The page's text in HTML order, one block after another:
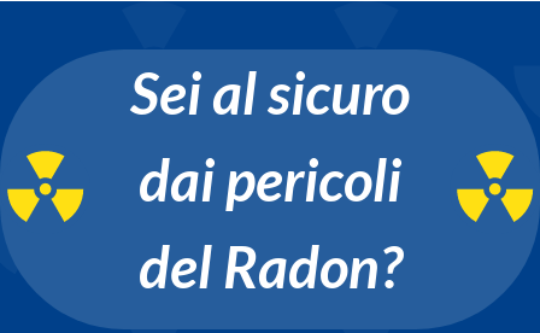
Sei al sicuro
dai pericoli
del Radon?